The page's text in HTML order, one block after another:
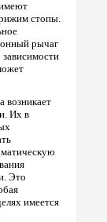
стопы.
рычаг
возникает
Их в
Это
имеется